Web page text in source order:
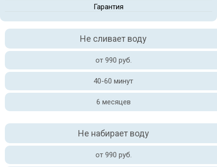
Гарантия
Не сливает воду
от 990 руб.
40-60 минут
6 месяцев
Не набирает воду
от 990 руб.